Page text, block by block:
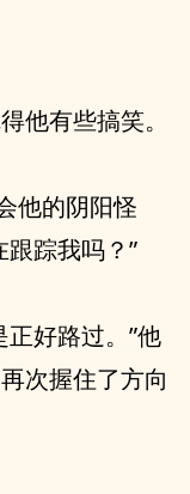
他有些搞笑。
他的阴阳怪
踪我吗？”
好路过。”他
次握住了方向